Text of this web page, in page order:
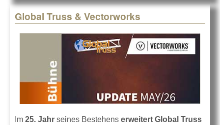
Global Truss & Vectorworks
Im 25. Jahr seines Bestehens erweitert Global Truss